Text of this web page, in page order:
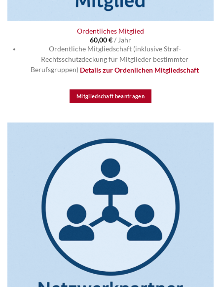
Ordentliches Mitglied
60,00€/ Jahr
Ordentliche Mitgliedschaft (inklusive Straf-
Rechtsschutzdeckung für Mitglieder bestimmter
Berufsgruppen) Details zur Ordenlichen Mitgliedschaft
Mitgliedschaft beantragen